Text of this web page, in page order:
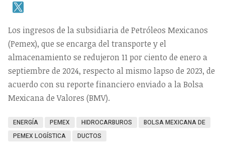
Los ingresos de la subsidiaria de Petróleos Mexicanos
(Pemex), que se encarga del transporte y el
almacenamiento se redujeron 11 por ciento de enero a
septiembre de 2024, respecto al mismo lapso de 2023, de
acuerdo con su reporte financiero enviado a la Bolsa
Mexicana de Valores (BMV).
ENERGÍA PEMEX HIDROCARBUROS
BOLSA MEXICANA DE
PEMEX LOGÍSTICA
DUCTOS